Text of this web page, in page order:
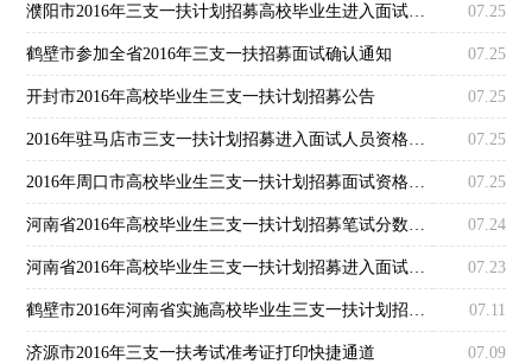
濮阳市2016年三支一扶计划招募高校毕业生进入面试人员现场资格审查公告 07.25
鹤壁市参加全省2016年三支一扶招募面试确认通知 07.25
开封市2016年高校毕业生三支一扶计划招募公告 07.25
2016年驻马店市三支一扶计划招募进入面试人员资格确认通知 07.25
2016年周口市高校毕业生三支一扶计划招募面试资格确认公告 07.25
河南省2016年高校毕业生三支一扶计划招募笔试分数查询 07.24
河南省2016年高校毕业生三支一扶计划招募进入面试人员名单公示 07.23
鹤壁市2016年河南省实施高校毕业生三支一扶计划招募笔试圆满结束 07.11
济源市2016年三支一扶考试准考证打印快捷通道 07.09